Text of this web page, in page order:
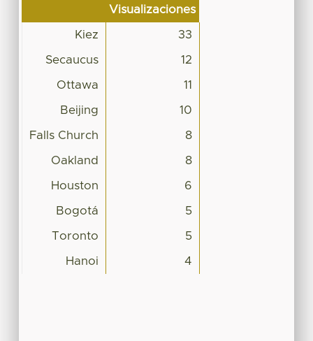
Visualizaciones
Kiez 33
Secaucus 12
Ottawa 11
Beijing 10
Falls Church 8
Oakland 8
Houston 6
Bogotá 5
Toronto 5
Hanoi 4